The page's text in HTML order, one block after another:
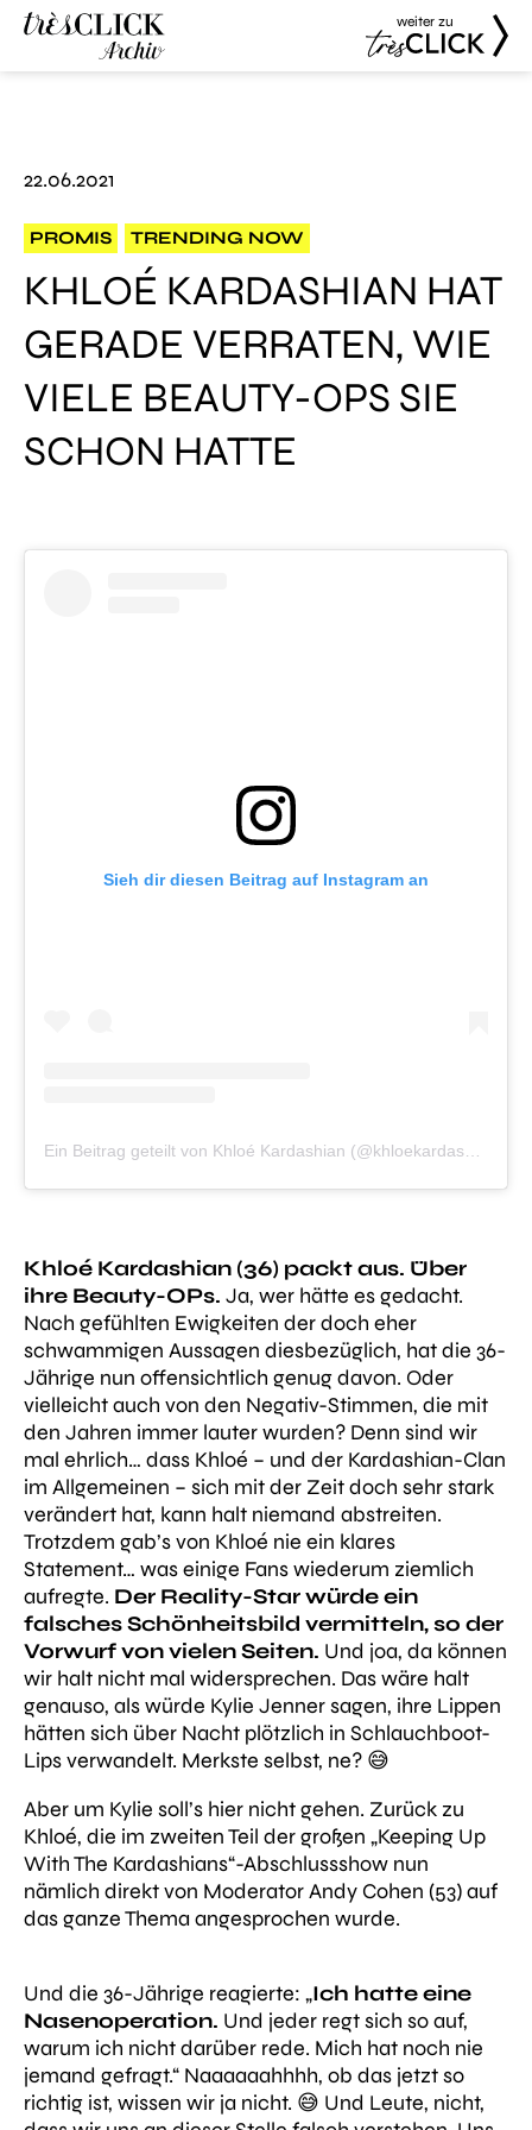
weiter zu
22.06.2021
PROMIS TRENDING NOW
KHLOÉ KARDASHIAN HAT
GERADE VERRATEN, WIE
VIELE BEAUTY-OPS SIE
SCHON HATTE
Sieh dir diesen Beitrag auf Instagram an
Khloé Kardashian (36) packt aus. Über
ihre Beauty-OPs. Ja, wer hätte es gedacht.
Nach gefühlten Ewigkeiten der doch eher
schwammigen Aussagen diesbezüglich, hat die 36-
Jährige nun offensichtlich genug davon. Oder
vielleicht auch von den Negativ-Stimmen, die mit
den Jahren immer lauter wurden? Denn sind wir
mal ehrlich… dass Khloé – und der Kardashian-Clan
im Allgemeinen – sich mit der Zeit doch sehr stark
verändert hat, kann halt niemand abstreiten.
Trotzdem gab’s von Khloé nie ein klares
Statement… was einige Fans wiederum ziemlich
aufregte. Der Reality-Star würde ein
falsches Schönheitsbild vermitteln, so der
Vorwurf von vielen Seiten. Und joa, da können
wir halt nicht mal widersprechen. Das wäre halt
genauso, als würde Kylie Jenner sagen, ihre Lippen
hätten sich über Nacht plötzlich in Schlauchboot-
Lips verwandelt. Merkste selbst, ne? 😅
Aber um Kylie soll’s hier nicht gehen. Zurück zu
Khloé, die im zweiten Teil der großen „Keeping Up
With The Kardashians“-Abschlussshow nun
nämlich direkt von Moderator Andy Cohen (53) auf
das ganze Thema angesprochen wurde.
Und die 36-Jährige reagierte: „Ich hatte eine
Nasenoperation. Und jeder regt sich so auf,
warum ich nicht darüber rede. Mich hat noch nie
jemand gefragt.“ Naaaaaahhhh, ob das jetzt so
richtig ist, wissen wir ja nicht. 😅 Und Leute, nicht,